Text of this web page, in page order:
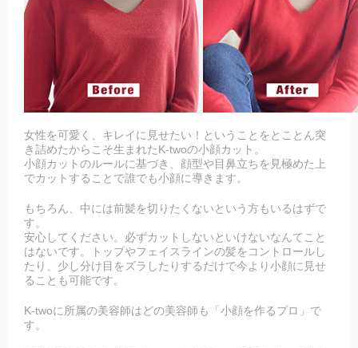
女性を可愛く、キレイに見せたい！ということをとことん突
き詰めたからこそ生まれたK-twoの小顔カット。
小顔カットのルールに基づき、顔型や目鼻立ちを見極めた上
でカットすることで誰でも小顔に導きます。
もちろん、中には前髪を切りたくないという方もいるはずで
す。
安心してください。必ずカットしないといけないなんてこと
はないです。トップやフェイスラインの髪をコントロールし
たり、少し分け目をズラしたりするだけで今より小顔に見せ
ることも可能です。
K-twoに所属の美容師はどの美容師も「小顔を作るプロ」で
す。